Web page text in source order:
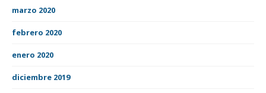
marzo 2020
febrero 2020
enero 2020
diciembre 2019